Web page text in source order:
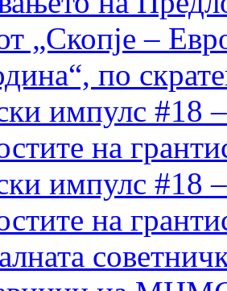
„Скопје –
по
импулс #18
на
импулс #18
на